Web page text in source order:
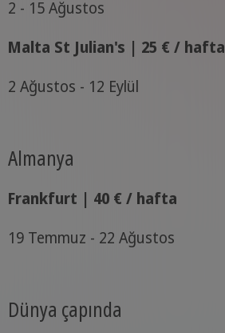
2 - 15 Ağustos
Malta St Julian's | 25 € / hafta
2 Ağustos - 12 Eylül
Almanya
Frankfurt | 40 € / hafta
19 Temmuz - 22 Ağustos
Dünya çapında